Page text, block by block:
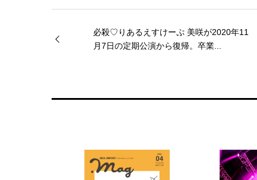
必殺♡りあるえすけーぷ 美咲が2020年11
月7日の定期公演から復帰。卒業...